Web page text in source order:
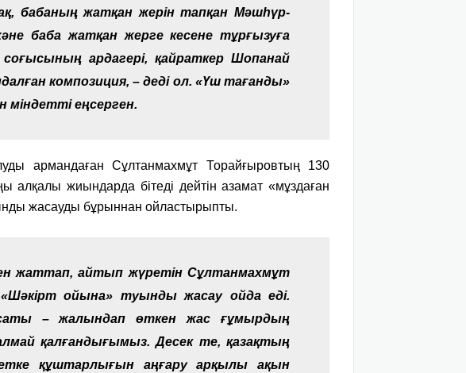
бабаның жатқан жерін тап­қан Мәшһүр-
баба жатқан жерге кесене тұрғызуға
ардагері, қайраткер Шопанай
композиция, – деді ол. «Үш тағанды»
міндетті еңсерген.
армандаған Сұлтанмахмұт Торайғыровтың 130
алқалы жиындарда бітеді дейтін азамат «мұздаған
жасауды бұрыннан ойластырыпты.
жаттап, айтып жүретін Сұлтанмахмұт
«Шәкірт ойына» туынды жасау ойда еді.
– жалындап өткен жас ғұмырдың
қалғандығымыз. Десек те, қазақтың
құштарлығын аңғару арқылы ақын